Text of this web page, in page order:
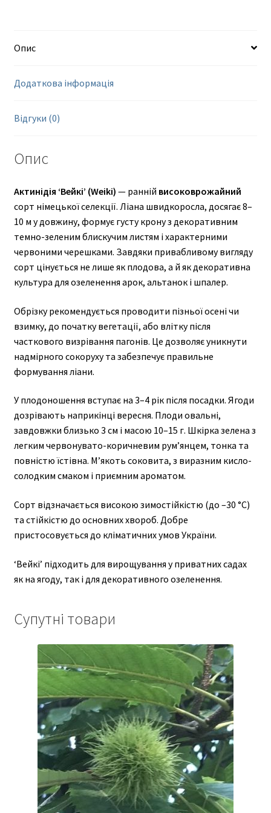
Опис
Додаткова інформація
Відгуки (0)
Опис
Актинідія ‘Вейкі’ (Weiki) — ранній високоврожайний
сорт німецької селекції. Ліана швидкоросла, досягає 8–
10 м у довжину, формує густу крону з декоративним
темно-зеленим блискучим листям і характерними
червоними черешками. Завдяки привабливому вигляду
сорт цінується не лише як плодова, а й як декоративна
культура для озеленення арок, альтанок і шпалер.
Обрізку рекомендується проводити пізньої осені чи
взимку, до початку вегетації, або влітку після
часткового визрівання пагонів. Це дозволяє уникнути
надмірного сокоруху та забезпечує правильне
формування ліани.
У плодоношення вступає на 3–4 рік після посадки. Ягоди
дозрівають наприкінці вересня. Плоди овальні,
завдовжки близько 3 см і масою 10–15 г. Шкірка зелена з
легким червонувато-коричневим рум’янцем, тонка та
повністю їстівна. М’якоть соковита, з виразним кисло-
солодким смаком і приємним ароматом.
Сорт відзначається високою зимостійкістю (до –30 °C)
та стійкістю до основних хвороб. Добре
пристосовується до кліматичних умов України.
‘Вейкі’ підходить для вирощування у приватних садах
як на ягоду, так і для декоративного озеленення.
Супутні товари